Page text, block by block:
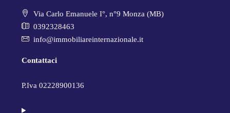
Via Carlo Emanuele I°, n°9 Monza (MB)
0392328463
info@immobiliareinternazionale.it
Contattaci
P.Iva 02228900136